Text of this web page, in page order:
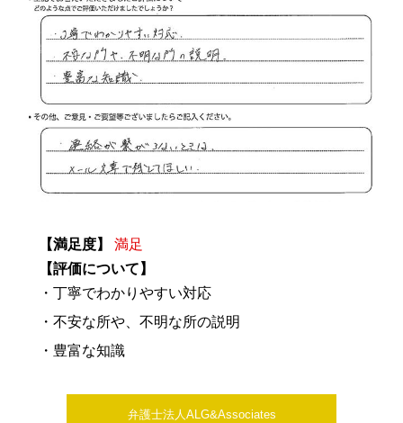
【満足度】
満足
【評価について】
・丁寧でわかりやすい対応
・不安な所や、不明な所の説明
・豊富な知識
弁護士法人ALG&Associates